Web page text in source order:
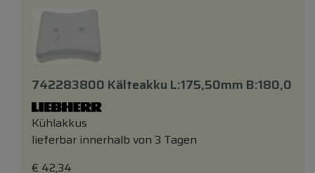
742283800 Kälteakku L:175,50mm B:180,0
Kühlakkus
lieferbar innerhalb von 3 Tagen
€ 42,34